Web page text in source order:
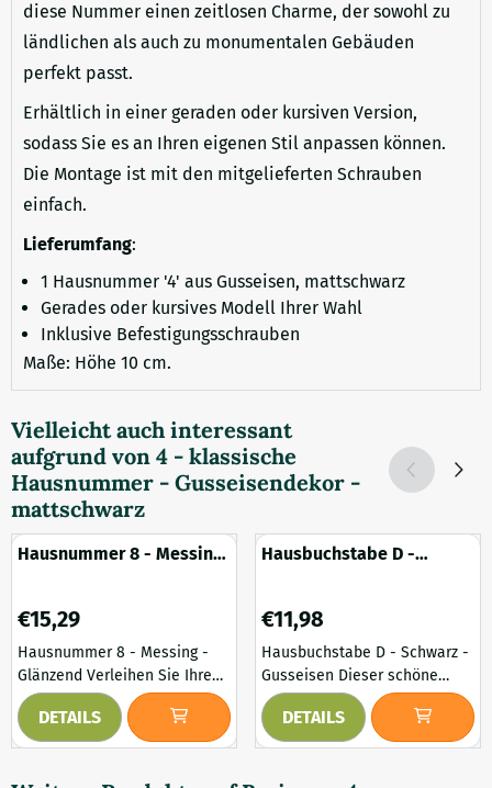
diese Nummer einen zeitlosen Charme, der sowohl zu
ländlichen als auch zu monumentalen Gebäuden
perfekt passt.
Erhältlich in einer geraden oder kursiven Version,
sodass Sie es an Ihren eigenen Stil anpassen können.
Die Montage ist mit den mitgelieferten Schrauben
einfach.
Lieferumfang:
1 Hausnummer '4' aus Gusseisen, mattschwarz
Gerades oder kursives Modell Ihrer Wahl
Inklusive Befestigungsschrauben
Maße: Höhe 10 cm.
Vielleicht auch interessant
aufgrund von 4 - klassische
Hausnummer - Gusseisendekor -
mattschwarz
Hausnummer 8 - Messing
Preis: 15,29
€15,29
Hausnummer 8 - Messing -
Glänzend Verleihen Sie Ihrem
Zuhause einen eleganten
Look mit dieser schönen,
glänzenden Messing-
DETAILS
Hausbuchstabe D -
Preis: 11,98
€11,98
Hausbuchstabe D - Schwarz -
Gusseisen Dieser schöne
schwarze Buchstabe aus
Gusseisen verbindet Eleganz
mit Beständigkeit. Das
DETAILS